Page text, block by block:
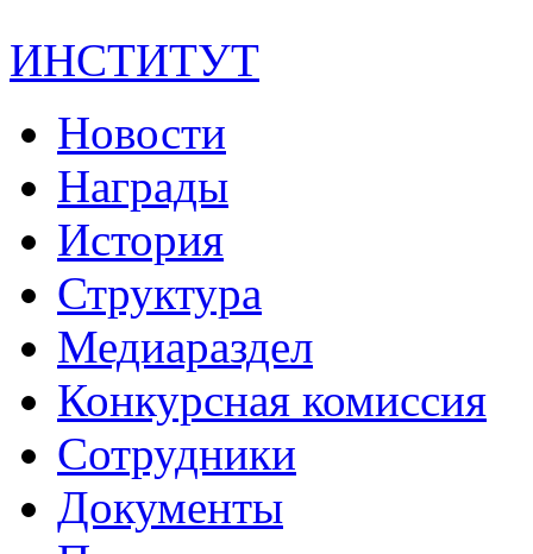
ИНСТИТУТ
Новости
Награды
История
Структура
Медиараздел
Конкурсная комиссия
Сотрудники
Документы